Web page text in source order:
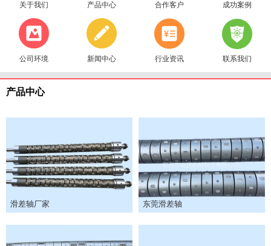
关于我们 产品中心 合作客户 成功案例
公司环境 新闻中心 行业资讯 联系我们
产品中心
滑差轴厂家 东莞滑差轴